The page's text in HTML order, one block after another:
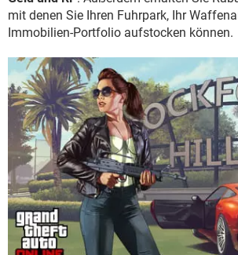
mit denen Sie Ihren Fuhrpark, Ihr
Immobilien-Portfolio aufstocken können.